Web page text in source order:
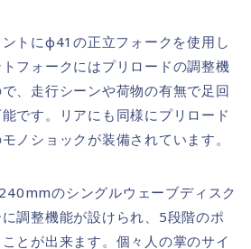
トにφ41の正立フォークを使用し
フォークにはプリロードの調整機
、走行シーンや荷物の有無で足回
です。リアにも同様にプリロード
ノショックが装備されています。
のシングルウェーブディスク
調整機能が設けられ、5段階のポ
とが出来ます。個々人の掌のサイ